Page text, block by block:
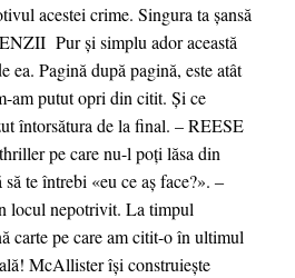
acestei crime. Singura ta șansă
Pur și simplu ador această
ea. Pagină după pagină, este atât
am putut opri din citit. Și ce
întorsătura de la final. – REESE
pe care nu-l poți lăsa din
te întrebi «eu ce aș face?». ‒
locul nepotrivit. La timpul
carte pe care am citit-o în ultimul
McAllister își construiește